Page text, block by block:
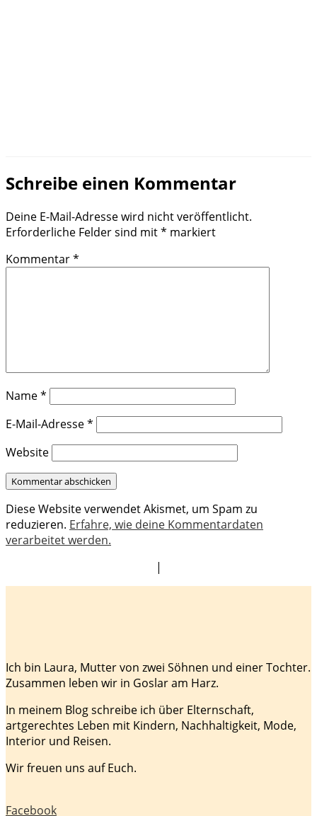
Schreibe einen Kommentar
Deine E-Mail-Adresse wird nicht veröffentlicht.
Erforderliche Felder sind mit* markiert
Kommentar*
Name*
E-Mail-Adresse*
Website
Diese Website verwendet Akismet, um Spam zu
reduzieren. Erfahre, wie deine Kommentardaten
verarbeitet werden.
|
Ich bin Laura, Mutter von zwei Söhnen und einer Tochter.
Zusammen leben wir in Goslar am Harz.
In meinem Blog schreibe ich über Elternschaft,
artgerechtes Leben mit Kindern, Nachhaltigkeit, Mode,
Interior und Reisen.
Wir freuen uns auf Euch.
Facebook